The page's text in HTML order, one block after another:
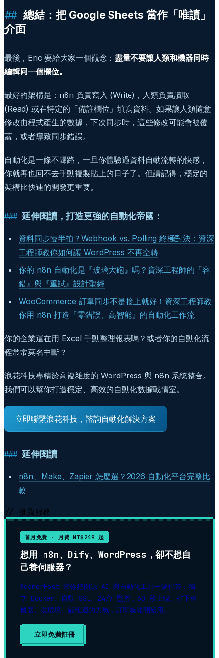
總結：把 Google Sheets 當作「唯讀」
介面
最後，Eric 要給大家一個觀念： 盡量不要讓人類和機器同時
編輯同一個欄位。
最好的架構是：n8n 負責寫入 (Write)，人類負責讀取
(Read) 或在特定的「備註欄位」填寫資料。如果讓人類隨意
修改由程式產生的數據，下次同步時，這些修改可能會被覆
蓋，或者導致同步錯誤。
自動化是一條不歸路，一旦你體驗過資料自動流轉的快感，
你就再也回不去手動複製貼上的日子了。但請記得，穩定的
架構比快速的開發更重要。
延伸閱讀，打造更強的自動化帝國：
資料同步慢半拍？Webhook vs. Polling 終極對決：資深
工程師教你如何讓 WordPress 不再空轉
你的 n8n 自動化是『玻璃大砲』嗎？資深工程師的『容
錯』與『重試』設計聖經
WooCommerce 訂單同步不是接上就好！資深工程師教
你用 n8n 打造『零錯誤、高智能』的自動化工作流
你的企業還在用 Excel 手動整理報表嗎？或者你的自動化流
程常常莫名中斷？
浪花科技專精於高複雜度的 WordPress 與 n8n 系統整合。
我們可以幫你打造穩定、高效的自動化數據戰情室。
立即聯繫浪花科技，諮詢自動化解決方案
延伸閱讀
n8n、Make、Zapier 怎麼選？2026 自動化平台完整比
較
// 推薦服務
首月免費 · 月費 NT$249 起
想用 n8n、Dify、WordPress，卻不想自
己養伺服器？
RoamerHost 幫你把開源 AI 與自動化工具一鍵代管：獨
立 Docker、自動 SSL、24/7 監控，60 秒上線。省下租
機器、裝環境、顧維運的力氣，訂閱就能開始用。
立即免費註冊